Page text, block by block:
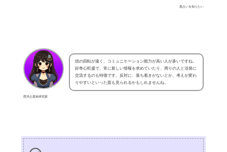
星占いを知りたい
西洋占星術研究家
頭の回転が速く、コミュニケーション能力が高い人が多いですね。
好奇心旺盛で、常に新しい情報を求めていたり、周りの人と活発に
交流するのも特徴です。反対に、落ち着きがないとか、考えが変わ
りやすいといった面も見られるかもしれませんね。